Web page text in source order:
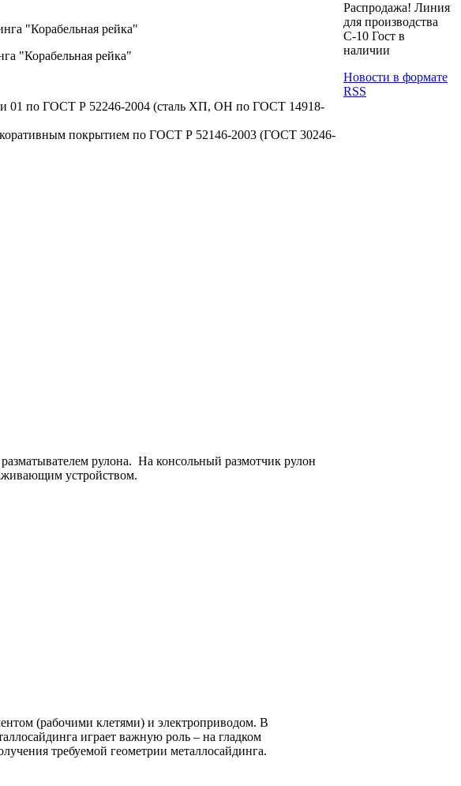
"Корабельная рейка"
01 по ГОСТ Р 52246-2004 (сталь ХП, ОН по ГОСТ 14918-
покрытием по ГОСТ Р 52146-2003 (ГОСТ 30246-
рулона. На консольный размотчик рулон
устройством.
(рабочими клетями) и электроприводом. В
играет важную роль – на гладком
требуемой геометрии металлосайдинга.
Распродажа! Линия
для производства
С-10 Гост в
наличии
Новости в формате
RSS